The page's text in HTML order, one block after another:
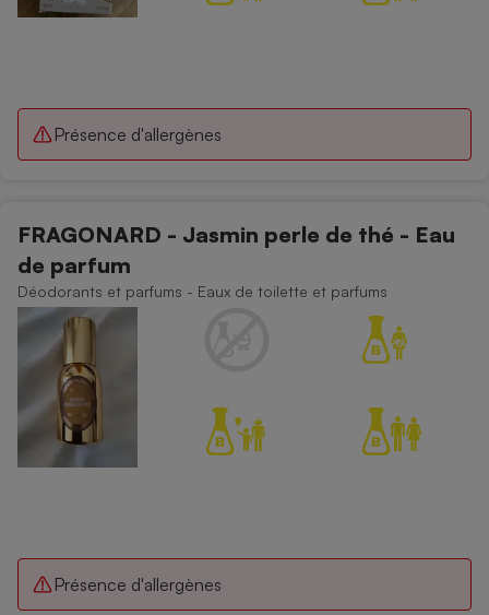
Présence d'allergènes
FRAGONARD - Jasmin perle de thé - Eau
de parfum
Déodorants et parfums - Eaux de toilette et parfums
Présence d'allergènes